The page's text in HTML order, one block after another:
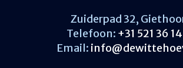
Zuiderpad 32,
Telefoon: +31 521 36
Email: